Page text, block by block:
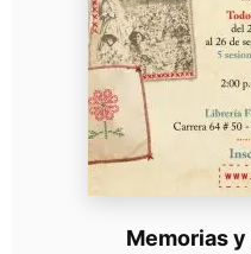
Memorias